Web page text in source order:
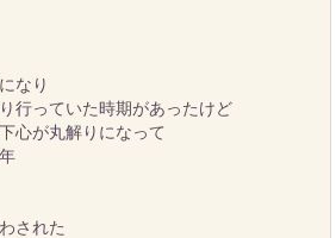
なり
行っていた時期があったけど
心が丸解りになって
わされた